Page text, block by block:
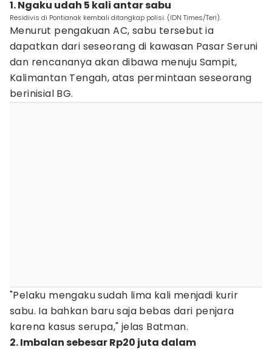
1. Ngaku udah 5 kali antar sabu
Residivis di Pontianak kembali ditangkap polisi. (IDN Times/Teri).
Menurut pengakuan AC, sabu tersebut ia
dapatkan dari seseorang di kawasan Pasar Seruni
dan rencananya akan dibawa menuju Sampit,
Kalimantan Tengah, atas permintaan seseorang
berinisial BG.
"Pelaku mengaku sudah lima kali menjadi kurir
sabu. Ia bahkan baru saja bebas dari penjara
karena kasus serupa," jelas Batman.
2. Imbalan sebesar Rp20 juta dalam